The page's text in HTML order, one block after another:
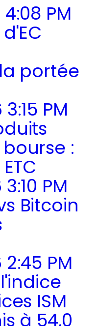
PM
portée
PM
:
PM
Bitcoin
PM
ISM
à 54,0